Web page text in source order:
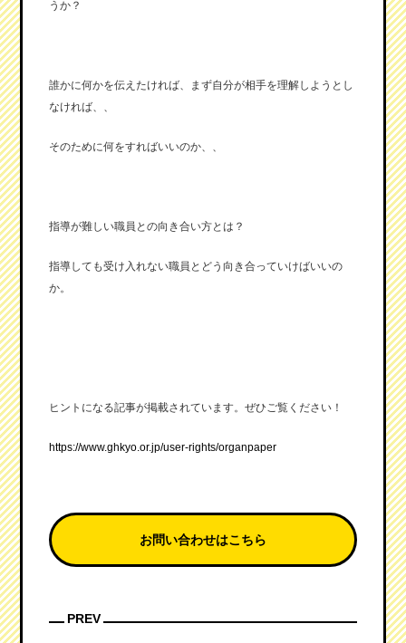
うか？
誰かに何かを伝えたければ、まず自分が相手を理解しようとし
なければ、、
そのために何をすればいいのか、、
指導が難しい職員との向き合い方とは？
指導しても受け入れない職員とどう向き合っていけばいいの
か。
ヒントになる記事が掲載されています。ぜひご覧ください！
https://www.ghkyo.or.jp/user-rights/organpaper
お問い合わせはこちら
PREV